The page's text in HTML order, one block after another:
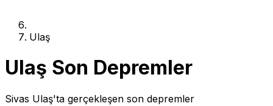
Ulaş
Ulaş Son Depremler
Sivas Ulaş'ta gerçekleşen son depremler